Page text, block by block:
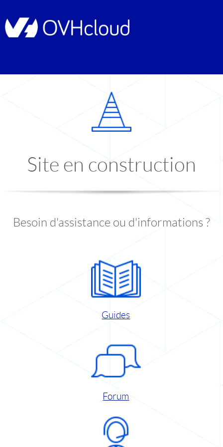
Site en construction
Besoin d'assistance ou d'informations ?
Guides
Forum